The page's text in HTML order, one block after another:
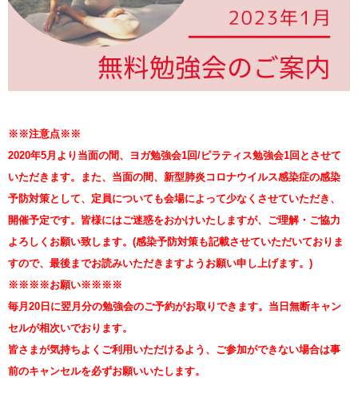
※※注意点※※
2020年5月より当面の間、ヨガ勉強会1回/ピラティス勉強会1回とさせて
いただきます。また、当面の間、新型肺炎コロナウイルス感染症の感染
予防対策として、定員についても会場によって少なくさせていただき、
開催予定です。皆様にはご迷惑をおかけいたしますが、ご理解・ご協力
よろしくお願い致します。(感染予防対策も記載させていただいておりま
すので、最後までお読みいただきますようお願い申し上げます。)
※※※※お願い※※※※
毎月20日に翌月分の勉強会のご予約がお取りできます。当日無断キャン
セルが相次いでおります。
皆さまが気持ちよくご利用いただけるよう、ご参加ができない場合は事
前のキャンセルを必ずお願いいたします。